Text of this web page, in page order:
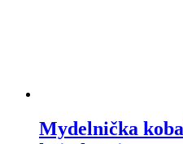
Mydelnička